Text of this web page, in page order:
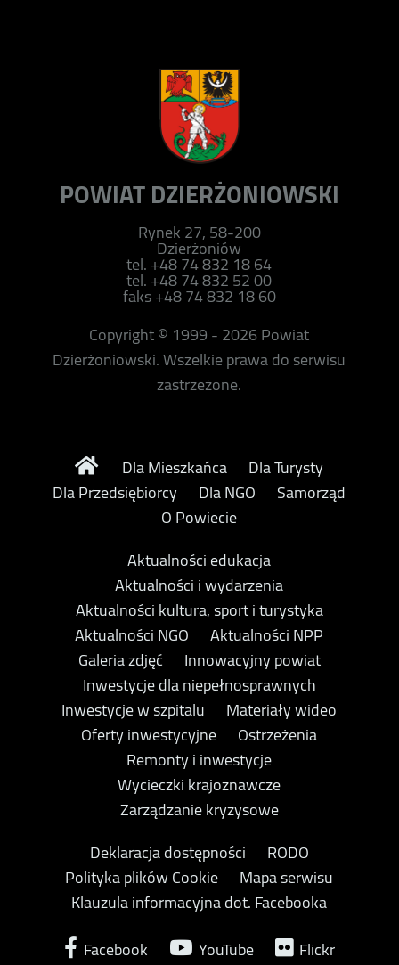
POWIAT DZIERŻONIOWSKI
Rynek 27, 58-200
Dzierżoniów
tel. +48 74 832 18 64
tel. +48 74 832 52 00
faks +48 74 832 18 60
Copyright © 1999 - 2026 Powiat
Dzierżoniowski. Wszelkie prawa do serwisu
zastrzeżone.
Dla Mieszkańca
Dla Turysty
Dla Przedsiębiorcy
Dla NGO
Samorząd
O Powiecie
Aktualności edukacja
Aktualności i wydarzenia
Aktualności kultura, sport i turystyka
Aktualności NGO
Aktualności NPP
Galeria zdjęć
Innowacyjny powiat
Inwestycje dla niepełnosprawnych
Inwestycje w szpitalu
Materiały wideo
Oferty inwestycyjne
Ostrzeżenia
Remonty i inwestycje
Wycieczki krajoznawcze
Zarządzanie kryzysowe
Deklaracja dostępności
RODO
Polityka plików Cookie
Mapa serwisu
Klauzula informacyjna dot. Facebooka
Facebook
YouTube
Flickr